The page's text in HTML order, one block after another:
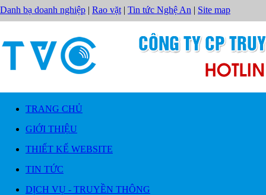
Danh bạ doanh nghiệp | Rao vặt | Tin tức Nghệ An | Site map
TRANG CHỦ
GIỚI THIỆU
THIẾT KẾ WEBSITE
TIN TỨC
DỊCH VỤ - TRUYỀN THÔNG